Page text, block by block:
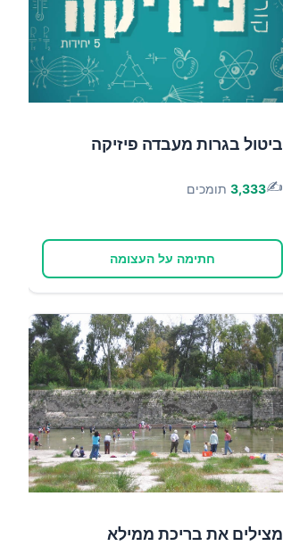
ביטול בגרות מעבדה פיזיקה
✍️
3,333 תומכים
חתימה על העצומה
מצילים את בריכת ממילא